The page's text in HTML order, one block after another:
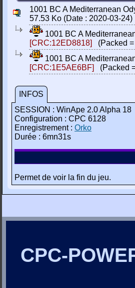
1001 BC A Mediterranean
57.53 Ko (Date : 2020-03-24)
1001 BC A
[CRC:12ED8818]
(Packed =
1001 BC A
[CRC:1E5AE6BF]
(Packed
INFOS
SESSION : WinApe 2.0 Alpha 18
Configuration : CPC 6128
Enregistrement : Orko
Durée : 6mn31s
Permet de voir la fin du jeu.
CPC-